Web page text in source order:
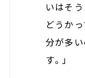
いはそ
どうか
分が多い
す。」